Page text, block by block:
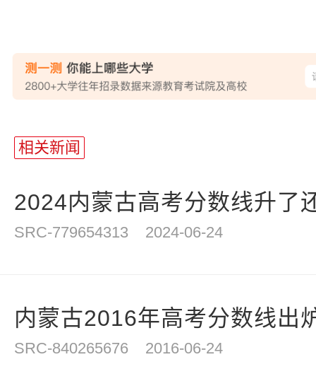
相关新闻
2024内蒙古高考分数线升了
SRC-779654313 2024-06-24
内蒙古2016年高考分数线出
SRC-840265676 2016-06-24